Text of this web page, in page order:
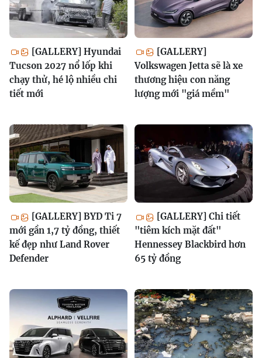
[GALLERY] Hyundai
Tucson 2027 nổ lốp khi
chạy thử, hé lộ nhiều chi
tiết mới
[GALLERY]
Volkswagen Jetta sẽ là xe
thương hiệu con năng
lượng mới "giá mềm"
[GALLERY] BYD Ti 7
mới gần 1,7 tỷ đồng, thiết
kế đẹp như Land Rover
Defender
[GALLERY] Chi tiết
"tiêm kích mặt đất"
Hennessey Blackbird hơn
65 tỷ đồng